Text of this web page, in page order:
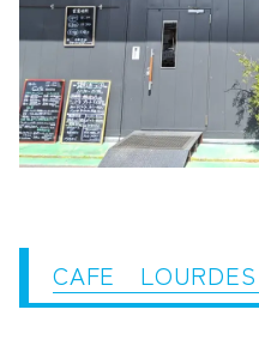
CAFE LOURDES